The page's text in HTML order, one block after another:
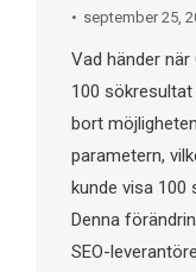
september 25,
Vad händer
100
bort
parametern,
kunde visa 100
Denna
SEO-